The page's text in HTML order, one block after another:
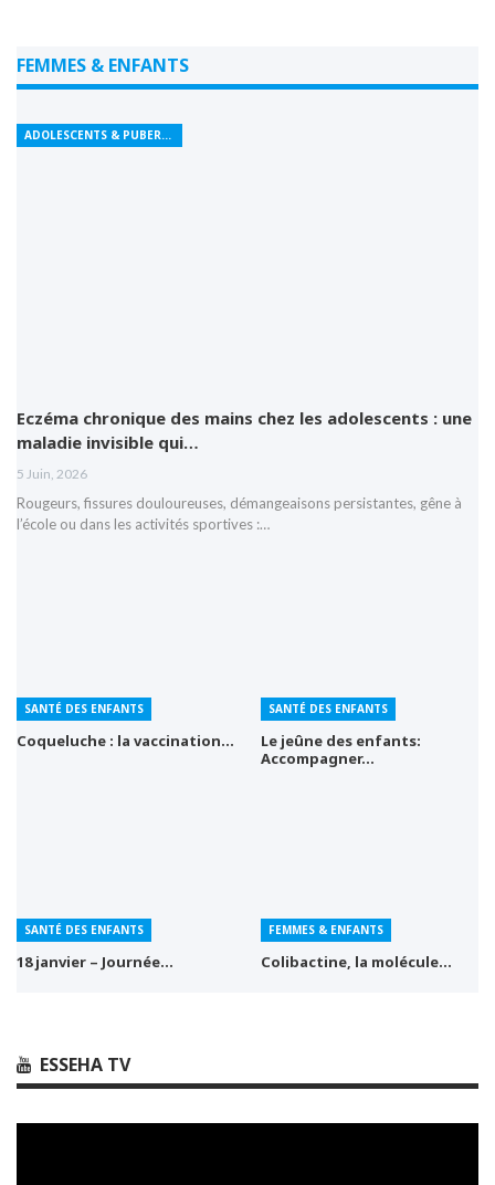
FEMMES & ENFANTS
ADOLESCENTS & PUBERTÉ
Eczéma chronique des mains chez les adolescents : une
maladie invisible qui…
5 Juin, 2026
Rougeurs, fissures douloureuses, démangeaisons persistantes, gêne à
l’école ou dans les activités sportives :…
SANTÉ DES ENFANTS
Coqueluche : la vaccination…
SANTÉ DES ENFANTS
Le jeûne des enfants:
Accompagner…
SANTÉ DES ENFANTS
18 janvier – Journée…
FEMMES & ENFANTS
Colibactine, la molécule…
ESSEHA TV